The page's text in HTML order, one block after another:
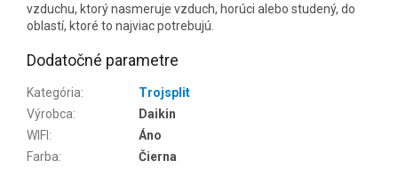
vzduchu, ktorý nasmeruje vzduch, horúci alebo studený, do
oblastí, ktoré to najviac potrebujú.
Dodatočné parametre
Kategória:
Trojsplit
Výrobca:
Daikin
WIFI :
Áno
Farba:
Čierna